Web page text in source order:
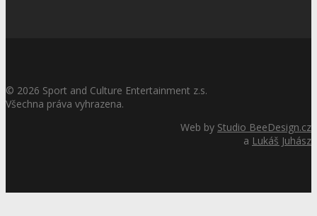
© 2026 Sport and Culture Entertainment z.s.
Všechna práva vyhrazena.
Web by Studio BeeDesign.cz
a Lukáš Juhász